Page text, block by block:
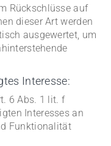
Rückschlüsse auf
dieser Art werden
ausgewertet, um
Interesse:
6 Abs. 1 lit. f
Interesses an
Funktionalität